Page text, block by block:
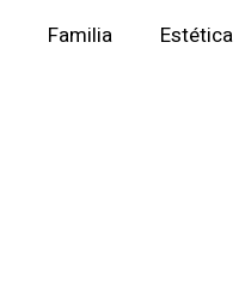
Familia Estética